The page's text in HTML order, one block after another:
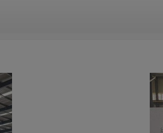
www.youtube.com/embed/-BE-
işleme performansı nedeniyle en